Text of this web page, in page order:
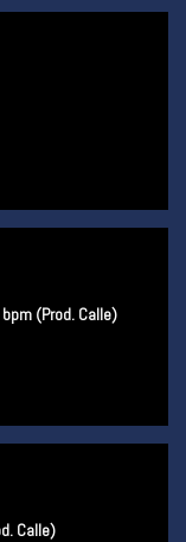
bpm (Prod. Calle)
Calle)